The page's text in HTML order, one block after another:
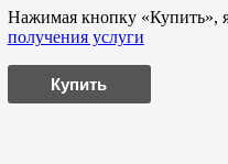
Нажимая кнопку «Купить»,
получения услуги